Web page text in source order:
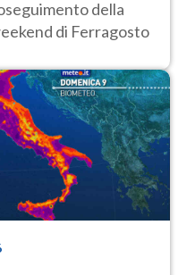
della
di Ferragosto